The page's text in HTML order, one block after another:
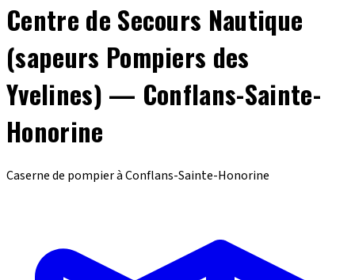
Centre de Secours Nautique
(sapeurs Pompiers des
Yvelines) — Conflans-Sainte-
Honorine
Caserne de pompier à Conflans-Sainte-Honorine